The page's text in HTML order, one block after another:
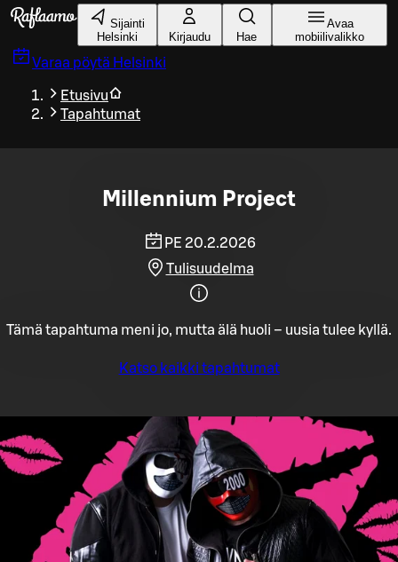
Siirry pääsisältöön
Sijainti
Helsinki
Kirjaudu Hae
Avaa
mobiilivalikko
Varaa pöytä Helsinki
Etusivu
Tapahtumat
Millennium Project
PE 20.2.2026
Tulisuudelma
Tämä tapahtuma meni jo, mutta älä huoli – uusia tulee kyllä.
Katso kaikki tapahtumat